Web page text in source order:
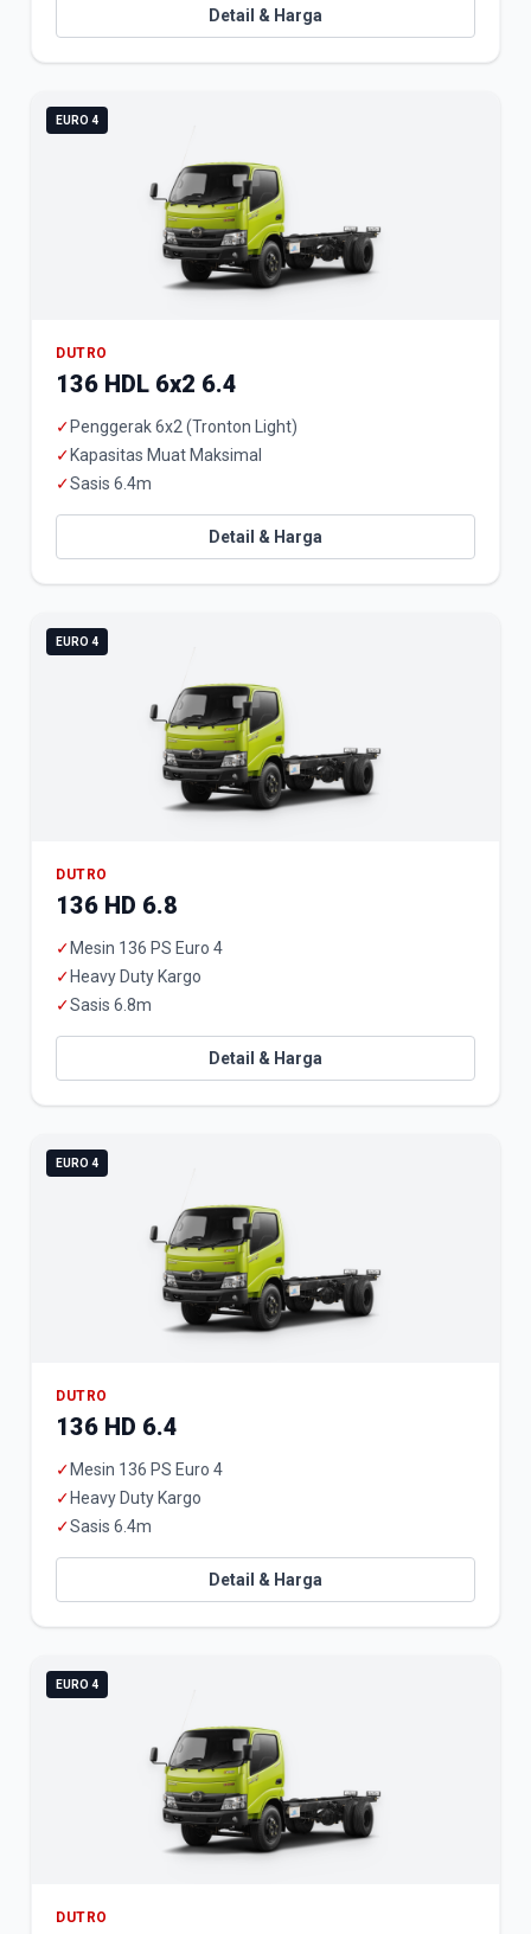
Detail & Harga
EURO 4
DUTRO
136 HDL 6x2 6.4
✓ Penggerak 6x2 (Tronton Light)
✓ Kapasitas Muat Maksimal
✓Sasis 6.4m
Detail & Harga
EURO 4
DUTRO
136 HD 6.8
✓ Mesin 136 PS Euro 4
✓ Heavy Duty Kargo
✓Sasis 6.8m
Detail & Harga
EURO 4
DUTRO
136 HD 6.4
✓ Mesin 136 PS Euro 4
✓ Heavy Duty Kargo
✓Sasis 6.4m
Detail & Harga
EURO 4
DUTRO